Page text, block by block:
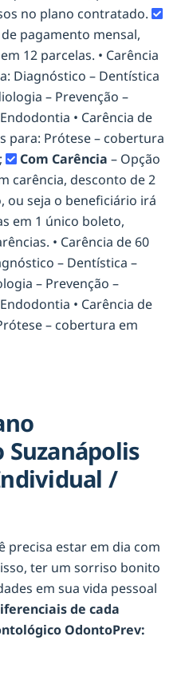
no plano contratado.
pagamento mensal,
12 parcelas. • Carência
Diagnóstico – Dentística
– Prevenção –
• Carência de
para: Prótese – cobertura
Com Carência – Opção
carência, desconto de 2
ou seja o beneficiário irá
em 1 único boleto,
• Carência de 60
– Dentística –
– Prevenção –
• Carência de
– cobertura em
/
precisa estar em dia com
ter um sorriso bonito
em sua vida pessoal
de cada
OdontoPrev: